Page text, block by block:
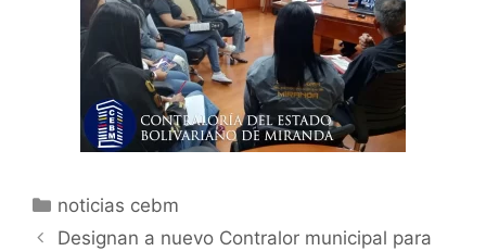
noticias cebm
Designan a nuevo Contralor municipal para